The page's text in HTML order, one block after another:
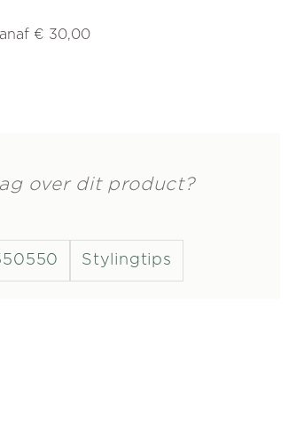
€ 30,00
over dit product?
Stylingtips